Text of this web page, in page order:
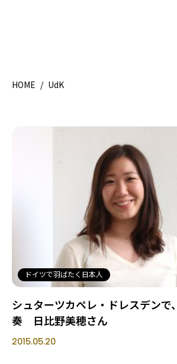
HOME
ライター募集
HOME / UdK
ドイツで羽ばたく日本人
シュターツカペレ・ドレスデンで
奏 日比野美穂さん
2015.05.20